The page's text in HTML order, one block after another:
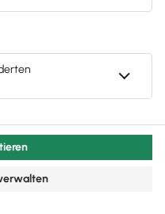
nach
transparent und
häufigsten